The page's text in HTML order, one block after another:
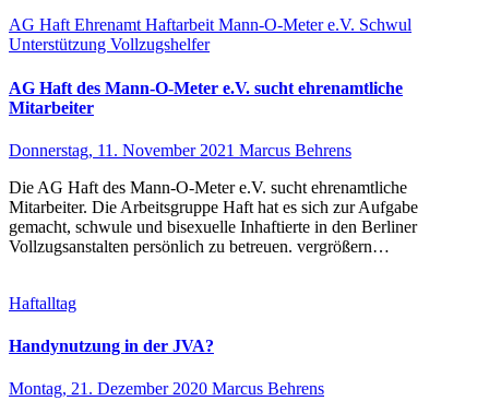
AG HaftEhrenamtHaftarbeitMann-O-Meter e.V. Schwul
Unterstützung Vollzugshelfer
AG Haft des Mann-O-Meter e.V. sucht ehrenamtliche
Mitarbeiter
Donnerstag, 11. November 2021 Marcus Behrens
Die AG Haft des Mann-O-Meter e.V. sucht ehrenamtliche
Mitarbeiter. Die Arbeitsgruppe Haft hat es sich zur Aufgabe
gemacht, schwule und bisexuelle Inhaftierte in den Berliner
Vollzugsanstalten persönlich zu betreuen. vergrößern…
Haftalltag
Handynutzung in der JVA?
Montag, 21. Dezember 2020 Marcus Behrens